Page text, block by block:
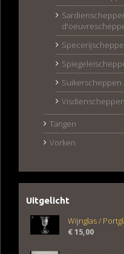
Tangen
Vorken
Uitgelicht
Wijnglas /
€15,00